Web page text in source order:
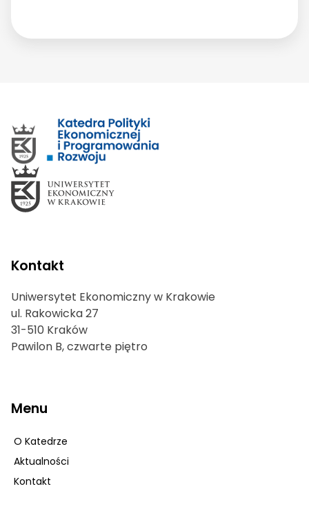
Kontakt
Uniwersytet Ekonomiczny w Krakowie
ul. Rakowicka 27
31-510 Kraków
Pawilon B, czwarte piętro
Menu
O Katedrze
Aktualności
Kontakt